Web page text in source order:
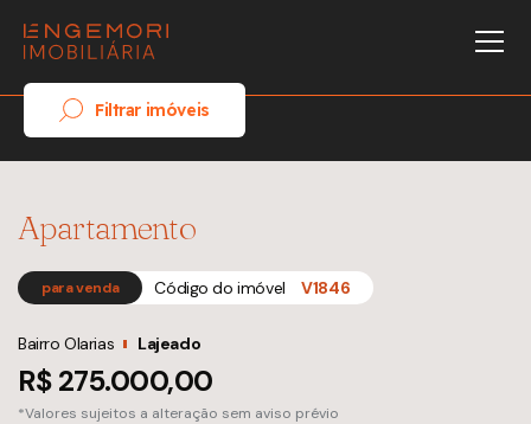
Filtrar imóveis
Apartamento
para venda Código do imóvel V1846
Bairro Olarias Lajeado
R$ 275.000,00
*Valores sujeitos a alteração sem aviso prévio